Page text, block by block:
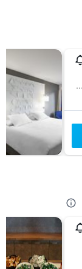
19 شارع ماريشال جوفري, رين, منطقة بريتاني, فرنسا